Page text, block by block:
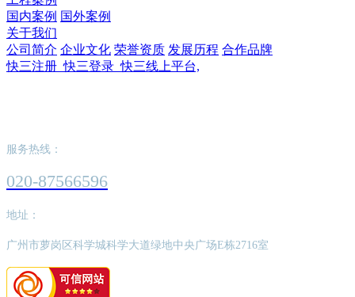
国内案例 国外案例
关于我们
公司简介 企业文化 荣誉资质 发展历程 合作品牌
快三注册_快三登录_快三线上平台,
服务热线：
020-87566596
地址：
广州市萝岗区科学城科学大道绿地中央广场E栋2716室